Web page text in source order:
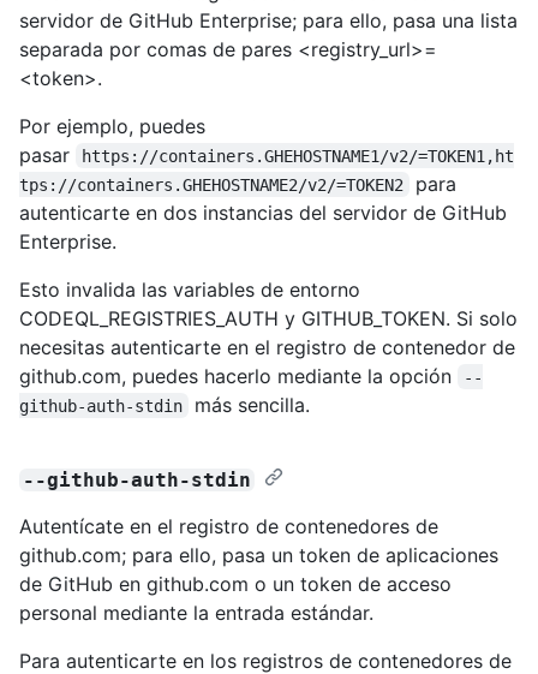
servidor de GitHub Enterprise; para ello, pasa una lista
separada por comas de pares <registry_url>=
<token>.
Por ejemplo, puedes
pasar
https://containers.GHEHOSTNAME1/v2/=TOKEN1,ht
tps://containers.GHEHOSTNAME2/v2/=TOKEN2
para
autenticarte en dos instancias del servidor de GitHub
Enterprise.
Esto invalida las variables de entorno
CODEQL_REGISTRIES_AUTH y GITHUB_TOKEN. Si solo
necesitas autenticarte en el registro de contenedor de
github.com, puedes hacerlo mediante la opción
--
github-auth-stdin
más sencilla.
--github-auth-stdin
Autentícate en el registro de contenedores de
github.com; para ello, pasa un token de aplicaciones
de GitHub en github.com o un token de acceso
personal mediante la entrada estándar.
Para autenticarte en los registros de contenedores de